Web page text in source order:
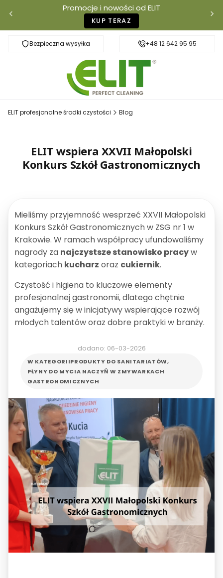
Promocje i nowości od ELIT
KUP TERAZ
Bezpieczna wysyłka Szybka dostawa
+48 12 642 95 95
ELIT profesjonalne środki czystości Blog
ELIT wspiera XXVII Małopolski
Konkurs Szkół Gastronomicznych
Mieliśmy przyjemność wesprzeć XXVII Małopolski
Konkurs Szkół Gastronomicznych w ZSG nr 1 w
Krakowie. W ramach współpracy ufundowaliśmy
nagrody za najczystsze stanowisko pracyw
kategoriach kucharz oraz cukiernik.
Czystość i higiena to kluczowe elementy
profesjonalnej gastronomii, dlatego chętnie
angażujemy się w inicjatywy wspierające rozwój
młodych talentów oraz dobre praktyki w branży.
dodano: 06-03-2026
W KATEGORIIPRODUKTY DO SANITARIATÓW,
PŁYNY DO MYCIA NACZYŃ W ZMYWARKACH
GASTRONOMICZNYCH